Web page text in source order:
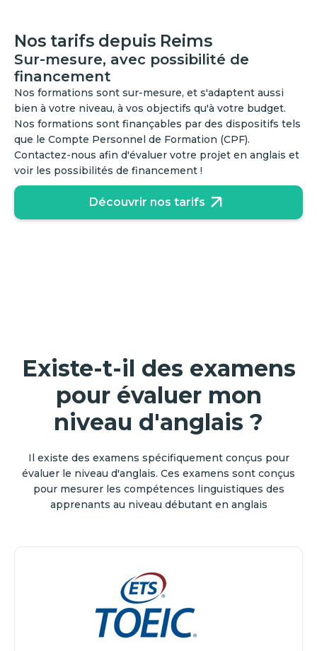
Nos tarifs depuis Reims
Sur-mesure, avec possibilité de
financement
Nos formations sont sur-mesure, et s'adaptent aussi
bien à votre niveau, à vos objectifs qu'à votre budget.
Nos formations sont finançables par des dispositifs tels
que le Compte Personnel de Formation (CPF).
Contactez-nous afin d'évaluer votre projet en anglais et
voir les possibilités de financement !
Découvrir nos tarifs
Existe-t-il des examens
pour évaluer mon
niveau d'anglais ?
Il existe des examens spécifiquement conçus pour
évaluer le niveau d'anglais. Ces examens sont conçus
pour mesurer les compétences linguistiques des
apprenants au niveau débutant en anglais